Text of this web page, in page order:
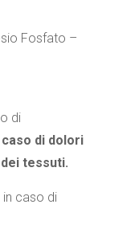
Fosfato –
di
di dolori
tessuti.
in caso di